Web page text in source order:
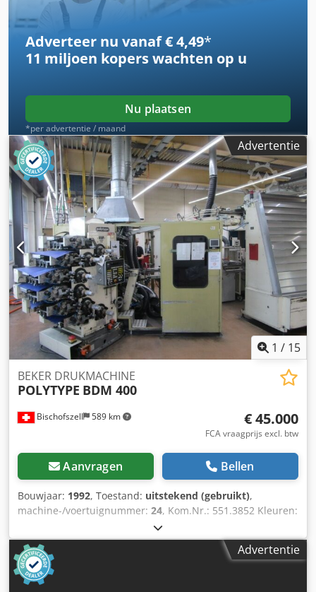
Adverteer nu vanaf € 4,49*
11 miljoen koperswachten op u
Nu plaatsen
*per advertentie / maand
Advertentie
1 / 15
Bischofszell 589 km
BEKER DRUKMACHINE
POLYTYPE BDM 400
€ 45.000
FCA vraagprijs excl. btw
Aanvragen Bellen
Bouwjaar: 1992, Toestand: uitstekend (gebruikt),
machine-/voertuignummer: 24, Kom.Nr.: 551.3852 Kleuren:
6 Uitrusting / Verdere gegevens: Bestaat uit: •
Afstapelingseenheid • Drukmachine • Bekergleiding •
Opstapelingseenheid Technische gegevens Drukwerktype
DW 200-230 Klisjeecylinderdiameter 200 mm Max.
mogelijke bedrukkingsbreedte 110 mm Aantal
Advertentie